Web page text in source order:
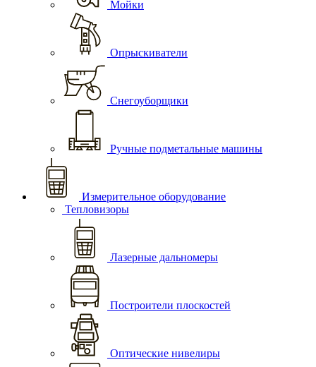
Мойки
Опрыскиватели
Снегоуборщики
Ручные подметальные машины
Измерительное оборудование
Тепловизоры
Лазерные дальномеры
Построители плоскостей
Оптические нивелиры